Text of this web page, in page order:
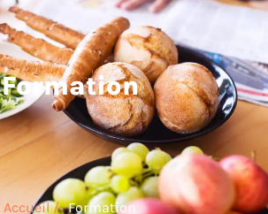
Formation
Accueil / Formation